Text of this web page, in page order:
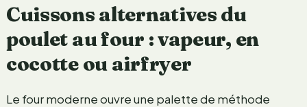
Cuissons alternatives du
poulet au four : vapeur, en
cocotte ou airfryer
Le four moderne ouvre une palette de méthode